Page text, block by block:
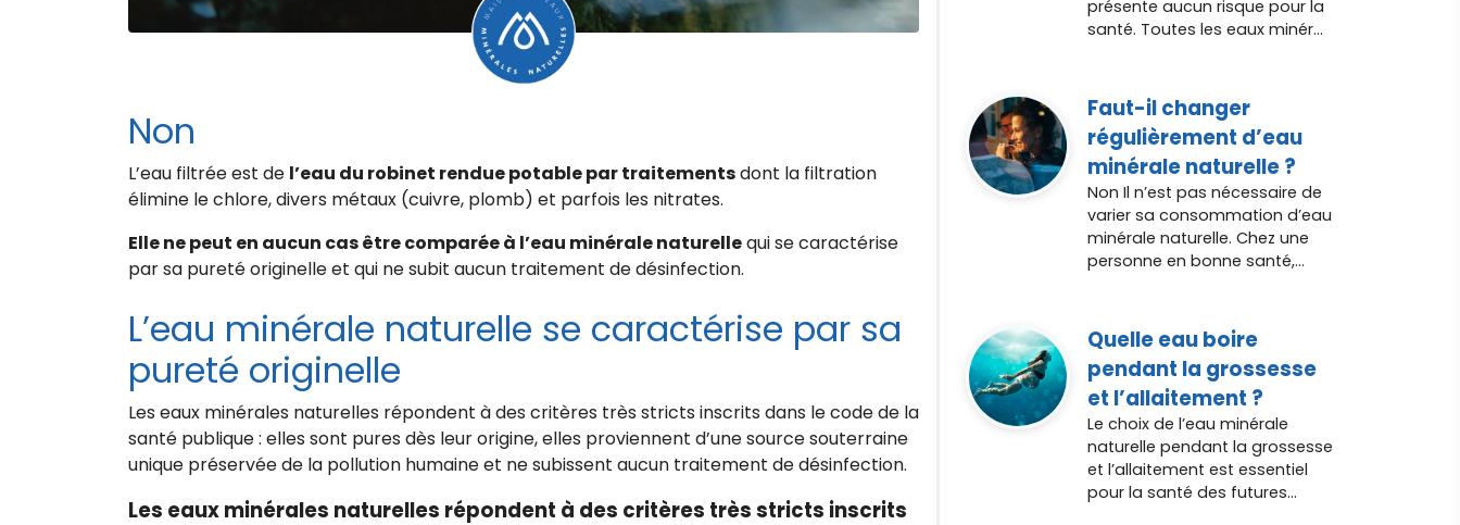
Non
L’eau filtrée est de l’eau du robinet rendue potable par traitementsdont la filtration
élimine le chlore, divers métaux (cuivre, plomb) et parfois les nitrates.
Elle ne peut en aucun cas être comparée à l’eau minérale naturellequi se caractérise
par sa pureté originelle et qui ne subit aucun traitement de désinfection.
L’eau minérale naturelle se caractérise par sa
pureté originelle
Les eaux minérales naturelles répondent à des critères très stricts inscrits dans le code de la
santé publique : elles sont pures dès leur origine, elles proviennent d’une source souterraine
unique préservée de la pollution humaine et ne subissent aucun traitement de désinfection.
Les eaux minérales naturelles répondent à des critères très stricts inscrits
présente aucun risque pour la
santé. Toutes les eaux minér...
Faut-il changer
régulièrement d’eau
minérale naturelle ?
Non Il n’est pas nécessaire de
varier sa consommation d’eau
minérale naturelle. Chez une
personne en bonne santé,...
Quelle eau boire
pendant la grossesse
et l’allaitement ?
Le choix de l’eau minérale
naturelle pendant la grossesse
et l’allaitement est essentiel
pour la santé des futures...